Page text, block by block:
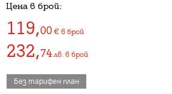
Цена в брой:
119,00 € в брой
232,74 лв. в брой
Без тарифен план